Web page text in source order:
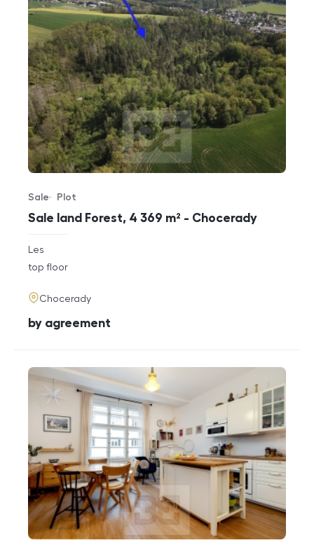
Sale land Forest, 4 369 m² - Chocerady
Offer type
Sale
Property type
Plot
rozměry
Les
funkce
top floor
adresa
Chocerady
cena
by agreement